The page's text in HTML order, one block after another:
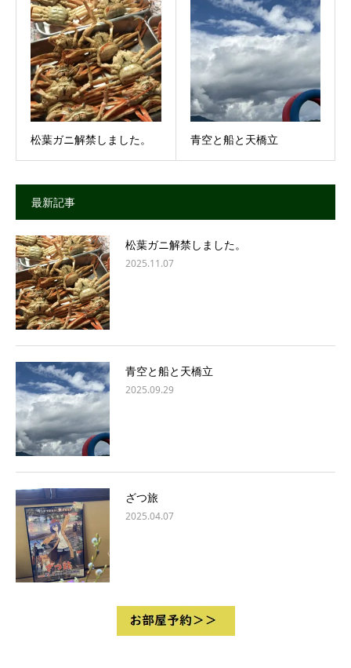
松葉ガニ解禁しました。 青空と船と天橋立
最新記事
松葉ガニ解禁しました。
2025.11.07
青空と船と天橋立
2025.09.29
ざつ旅
2025.04.07